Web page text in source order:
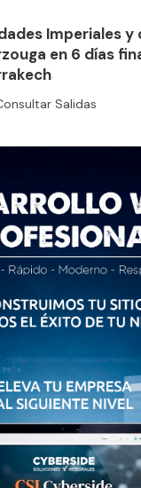
Imperiales
en 6 días
Salidas